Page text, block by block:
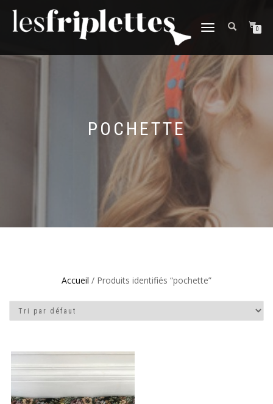
DÉPLIER
0
POCHETTE
Accueil / Produits identifiés “pochette”